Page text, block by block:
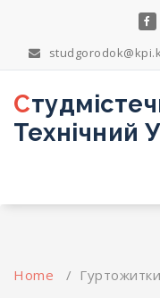
Студмістечко: Національний
Технічний
Home /